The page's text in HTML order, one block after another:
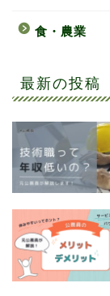
食・農業
最新の投稿